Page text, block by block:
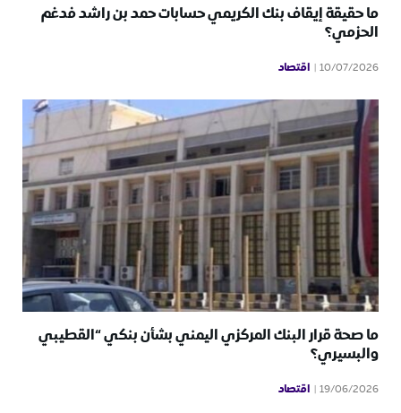
ما حقيقة إيقاف بنك الكريمي حسابات حمد بن راشد فدغم
الحزمي؟
10/07/2026 اقتصاد
ما صحة قرار البنك المركزي اليمني بشأن بنكي “القطيبي
والبسيري؟
19/06/2026 اقتصاد